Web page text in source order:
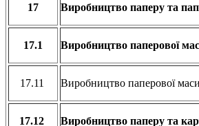
17 Виробництво паперу та
17.1 Виробництво паперової
17.11 Виробництво паперової маси
17.12 Виробництво паперу та